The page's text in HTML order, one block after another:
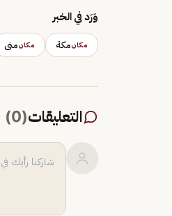
وَرَد في الخبر
مكانمكة مكانمنى
التعليقات(
0
)